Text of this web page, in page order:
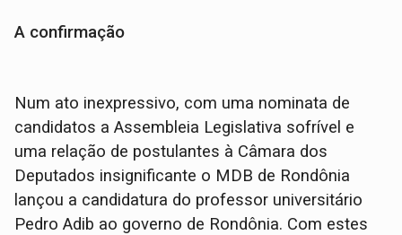
A confirmação
Num ato inexpressivo, com uma nominata de
candidatos a Assembleia Legislativa sofrível e
uma relação de postulantes à Câmara dos
Deputados insignificante o MDB de Rondônia
lançou a candidatura do professor universitário
Pedro Adib ao governo de Rondônia. Com estes